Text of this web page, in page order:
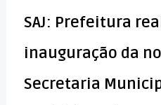
SAJ: Prefeitura
inauguração da
Secretaria